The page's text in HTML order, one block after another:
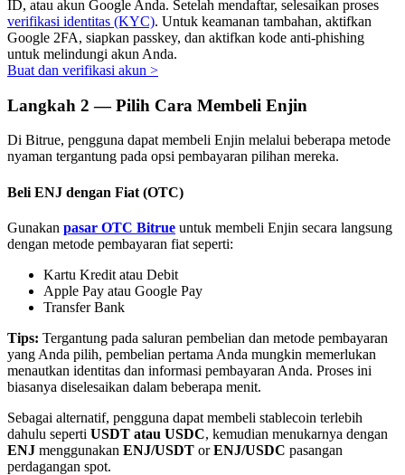
Pelajari Staking
Mitra Bitrue
ID, atau akun Google Anda. Setelah mendaftar, selesaikan proses
verifikasi identitas (KYC). Untuk keamanan tambahan, aktifkan
Google 2FA, siapkan passkey, dan aktifkan kode anti-phishing
untuk melindungi akun Anda.
Buat dan verifikasi akun >
Langkah 2 — Pilih Cara Membeli Enjin
Di Bitrue, pengguna dapat membeli Enjin melalui beberapa metode
nyaman tergantung pada opsi pembayaran pilihan mereka.
Beli ENJ dengan Fiat (OTC)
Gunakan pasar OTC Bitrue untuk membeli Enjin secara langsung
dengan metode pembayaran fiat seperti:
Kartu Kredit atau Debit
Apple Pay atau Google Pay
Transfer Bank
Tips: Tergantung pada saluran pembelian dan metode pembayaran
yang Anda pilih, pembelian pertama Anda mungkin memerlukan
menautkan identitas dan informasi pembayaran Anda. Proses ini
biasanya diselesaikan dalam beberapa menit.
Sebagai alternatif, pengguna dapat membeli stablecoin terlebih
dahulu seperti USDT atau USDC, kemudian menukarnya dengan
ENJ menggunakan ENJ/USDT orENJ/USDC pasangan
perdagangan spot.